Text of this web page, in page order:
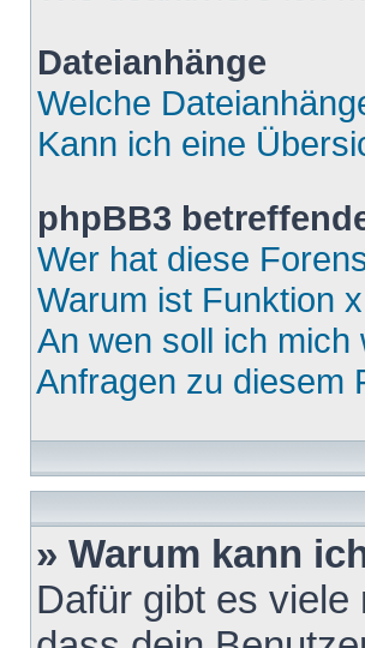
Dateianhänge
Welche
Kann ich eine
phpBB3
Wer hat diese
Warum ist Funktion
An wen soll ich
Anfragen zu diesem
» Warum kann
Dafür gibt es